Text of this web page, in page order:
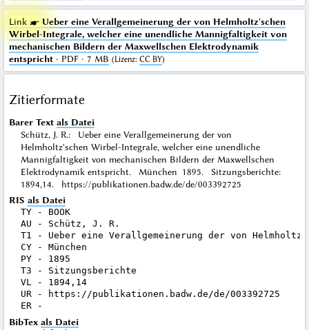
Link ☛ Ueber eine Verallgemeinerung der von Helmholtz'schen
Wirbel-Integrale, welcher eine unendliche Mannigfaltigkeit von
mechanischen Bildern der Maxwellschen Elektrodynamik
entspricht· PDF · 7 MB (Lizenz: CC BY)
Zitierformate
Barer Text als Datei
Schütz, J. R.: Ueber eine Verallgemeinerung der von
Helmholtz'schen Wirbel-Integrale, welcher eine unendliche
Mannigfaltigkeit von mechanischen Bildern der Maxwellschen
Elektrodynamik entspricht. München 1895. Sitzungsberichte:
1894,14. https://publikationen.badw.de/de/003392725
RIS als Datei
TY - BOOK
AU - Schütz, J. R.
T1 - Ueber eine Verallgemeinerung der von
CY - München
PY - 1895
T3 - Sitzungsberichte
VL - 1894,14
UR - https://publikationen.badw.de/de/003392725
BibTex als Datei